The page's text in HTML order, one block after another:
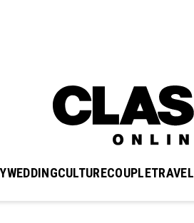
WEDDINGCULTURECOUPLETRAVEL